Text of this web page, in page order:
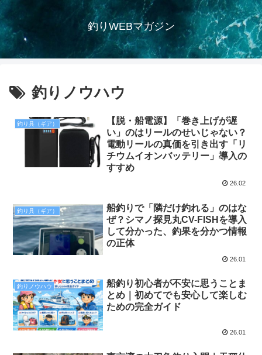
釣りWEBマガジン
釣りノウハウ
釣り具（ギア）
【脱・船電源】「巻き上げが遅
い」のはリールのせいじゃない？
電動リールの真価を引き出す「リ
チウムイオンバッテリー」導入の
すすめ
26.02
釣り具（ギア）
船釣りで「隣だけ釣れる」のはな
ぜ？シマノ探見丸CV-FISHを導入
して分かった、釣果を分かつ情報
の正体
26.01
釣りノウハウ
船釣り初心者が不安に思うことま
とめ｜初めてでも安心して楽しむ
ための完全ガイド
26.01